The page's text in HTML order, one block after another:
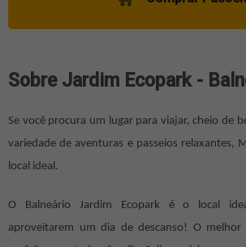
Sobre Jardim Ecopark -
Se você procura um lugar para viajar, cheio de
variedade de aventuras e passeios relaxantes,
local ideal.
O Balneário Jardim Ecopark é o local
aproveitarem um dia de descanso! O melhor